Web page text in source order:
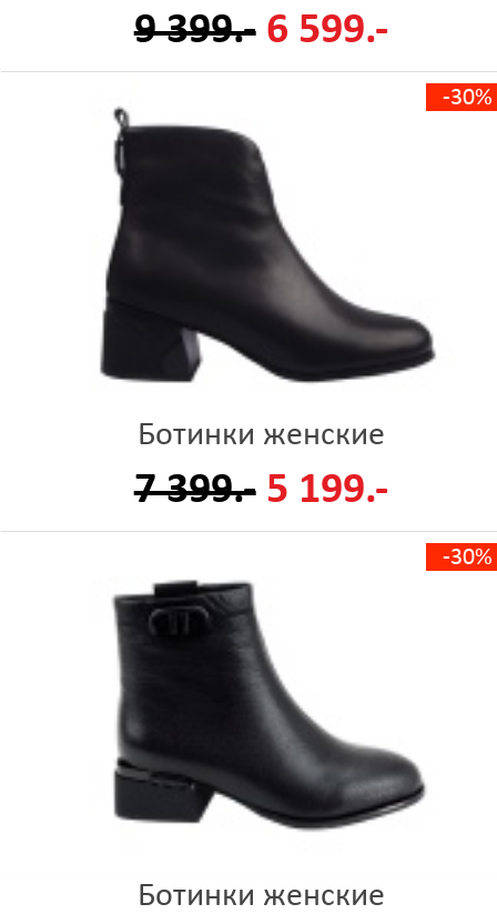
9 399.- 6 599.-
-30%
Ботинки женские
7 399.- 5 199.-
-30%
Ботинки женские